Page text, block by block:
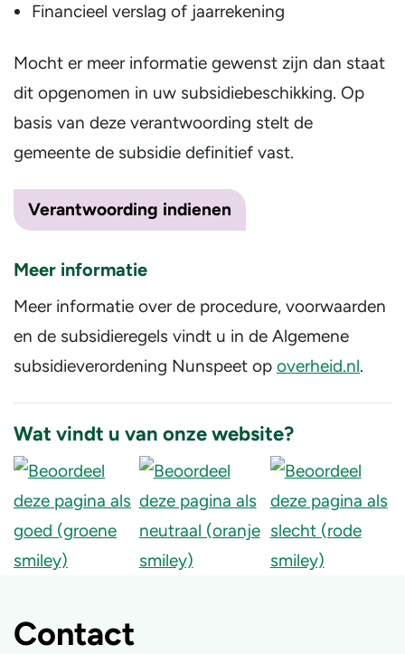
Financieel verslag of jaarrekening
Mocht er meer informatie gewenst zijn dan staat
dit opgenomen in uw subsidiebeschikking. Op
basis van deze verantwoording stelt de
gemeente de subsidie definitief vast.
Verantwoording indienen
Meer informatie
Meer informatie over de procedure, voorwaarden
en de subsidieregels vindt u in de Algemene
subsidieverordening Nunspeet op overheid.nl.
Wat vindt u van onze website?
Contact